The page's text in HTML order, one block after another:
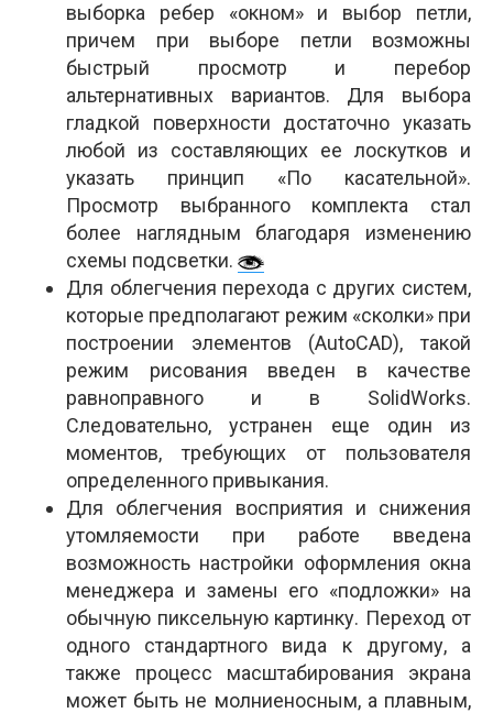
выборка ребер «окном» и выбор петли,
причем при выборе петли возможны
быстрый просмотр и перебор
альтернативных вариантов. Для выбора
гладкой поверхности достаточно указать
любой из составляющих ее лоскутков и
указать принцип «По касательной».
Просмотр выбранного комплекта стал
более наглядным благодаря изменению
схемы подсветки.
Для облегчения перехода с других систем,
которые предполагают режим «сколки» при
построении элементов (AutoCAD), такой
режим рисования введен в качестве
равноправного и в SolidWorks.
Следовательно, устранен еще один из
моментов, требующих от пользователя
определенного привыкания.
Для облегчения восприятия и снижения
утомляемости при работе введена
возможность настройки оформления окна
менеджера и замены его «подложки» на
обычную пиксельную картинку. Переход от
одного стандартного вида к другому, а
также процесс масштабирования экрана
может быть не молниеносным, а плавным,